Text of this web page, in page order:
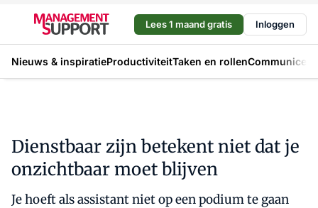
Lees 1 maand gratis Inloggen
Nieuws & inspiratieProductiviteitTaken en rollen
Dienstbaar zijn betekent niet dat je
onzichtbaar moet blijven
Je hoeft als assistant niet op een podium te gaan